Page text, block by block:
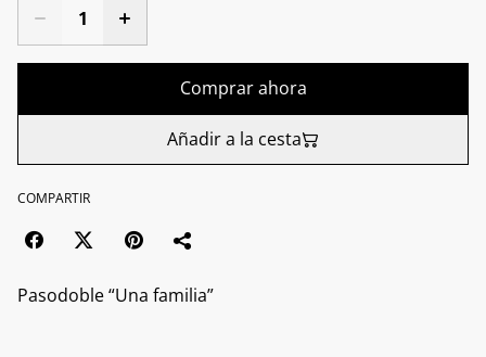
Comprar ahora
Añadir a la cesta
COMPARTIR
Pasodoble “Una familia”